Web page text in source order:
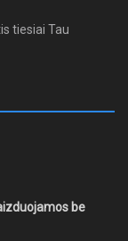
tiesiai Tau
be